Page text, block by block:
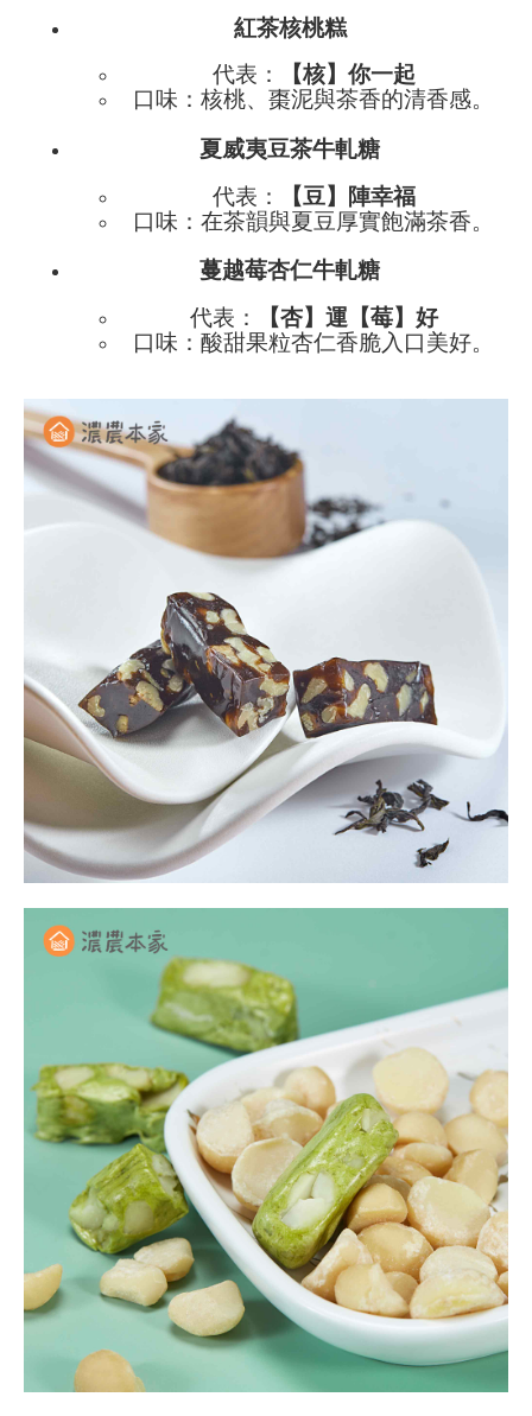
紅茶核桃糕
代表：
【核】你一起
口味：核桃、棗泥與茶香的清香感。
夏威夷豆茶牛軋糖
代表：
【豆】陣幸福
口味：在茶韻與夏豆厚實飽滿茶香。
蔓越莓杏仁牛軋糖
代表：
【杏】運【莓】好
口味：酸甜果粒杏仁香脆入口美好。